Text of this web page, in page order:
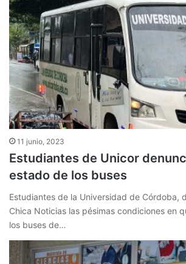
11 junio, 2023
Estudiantes de Unicor
estado de los buses
Estudiantes de la Universidad de Córdoba,
Chica Noticias las pésimas condiciones en
los buses de…